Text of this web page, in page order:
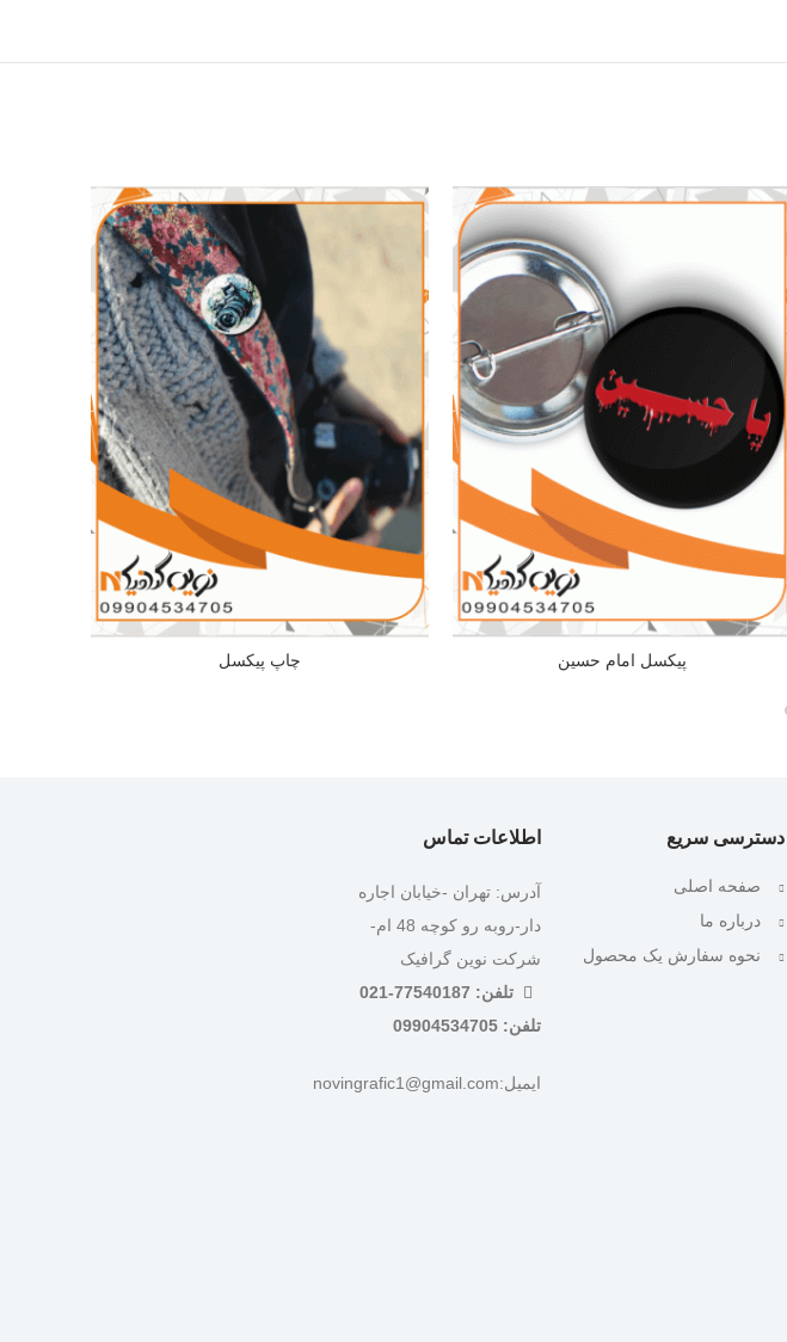
پیکسل امام حسین چاپ پیکسل
دسترسی سریع
صفحه اصلی
درباره ما
نحوه سفارش یک محصول
اطلاعات تماس
آدرس: تهران -خیابان اجاره
دار-روبه رو کوچه 48 ام-
شرکت نوین گرافیک
تلفن: 77540187-021
تلفن: 09904534705
ایمیل:novingrafic1@gmail.com